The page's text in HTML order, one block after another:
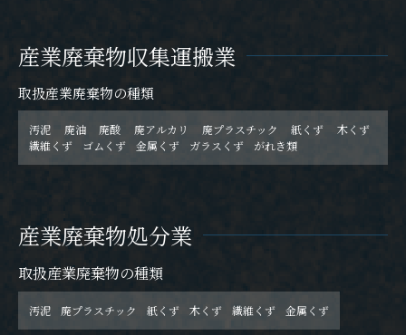
産業廃棄物収集運搬業
取扱産業廃棄物の種類
汚泥 廃油 廃酸 廃アルカリ 廃プラスチック 紙くず
木くず
繊維くず
ゴムくず 金属くず ガラスくず がれき類
産業廃棄物処分業
取扱産業廃棄物の種類
汚泥 廃プラスチック 紙くず 木くず 繊維くず 金属くず